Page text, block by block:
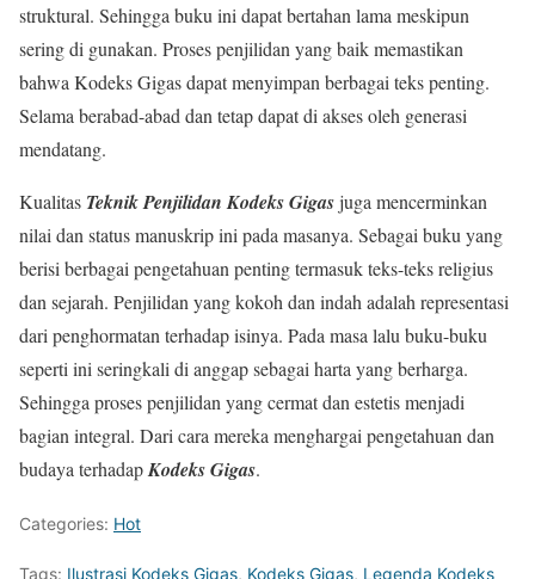
struktural. Sehingga buku ini dapat bertahan lama meskipun
sering di gunakan. Proses penjilidan yang baik memastikan
bahwa Kodeks Gigas dapat menyimpan berbagai teks penting.
Selama berabad-abad dan tetap dapat di akses oleh generasi
mendatang.
Kualitas TeknikPenjilidan Kodeks Gigasjuga mencerminkan
nilai dan status manuskrip ini pada masanya. Sebagai buku yang
berisi berbagai pengetahuan penting termasuk teks-teks religius
dan sejarah. Penjilidan yang kokoh dan indah adalah representasi
dari penghormatan terhadap isinya. Pada masa lalu buku-buku
seperti ini seringkali di anggap sebagai harta yang berharga.
Sehingga proses penjilidan yang cermat dan estetis menjadi
bagian integral. Dari cara mereka menghargai pengetahuan dan
budaya terhadapKodeks Gigas.
Categories: Hot
Tags: Ilustrasi Kodeks Gigas, Kodeks Gigas, Legenda Kodeks